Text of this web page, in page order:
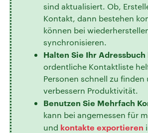
sind aktualisiert. Ob,
Kontakt, dann bestehen
können bei
synchronisieren.
Halten Sie Ihr Adressbuch
ordentliche Kontaktliste
Personen schnell zu finden
verbessern Produktivität.
Benutzen Sie Mehrfach
kann bei angemessen für
und kontakte exportieren